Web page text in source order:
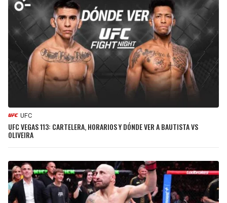
UFC
UFC VEGAS 113: CARTELERA, HORARIOS Y DÓNDE VER A BAUTISTA VS
OLIVEIRA